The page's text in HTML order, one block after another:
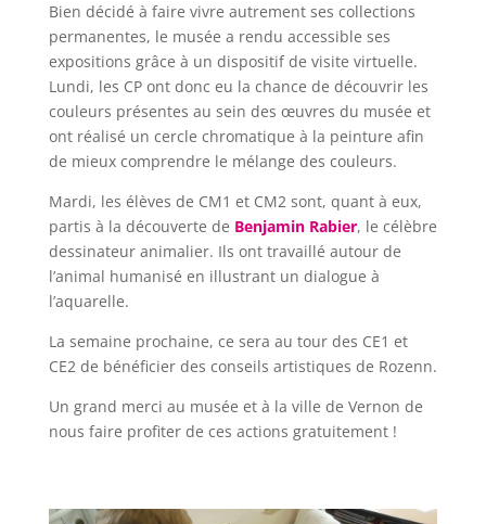
Bien décidé à faire vivre autrement ses collections
permanentes, le musée a rendu accessible ses
expositions grâce à un dispositif de visite virtuelle.
Lundi, les CP ont donc eu la chance de découvrir les
couleurs présentes au sein des œuvres du musée et
ont réalisé un cercle chromatique à la peinture afin
de mieux comprendre le mélange des couleurs.
Mardi, les élèves de CM1 et CM2 sont, quant à eux,
partis à la découverte de Benjamin Rabier, le célèbre
dessinateur animalier. Ils ont travaillé autour de
l’animal humanisé en illustrant un dialogue à
l’aquarelle.
La semaine prochaine, ce sera au tour des CE1 et
CE2 de bénéficier des conseils artistiques de Rozenn.
Un grand merci au musée et à la ville de Vernon de
nous faire profiter de ces actions gratuitement !